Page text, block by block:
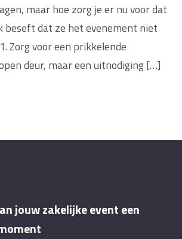
maar hoe zorg je er nu voor dat
beseft dat ze het evenement niet
Zorg voor een prikkelende
deur, maar een uitnodiging […]
jouw zakelijke event een